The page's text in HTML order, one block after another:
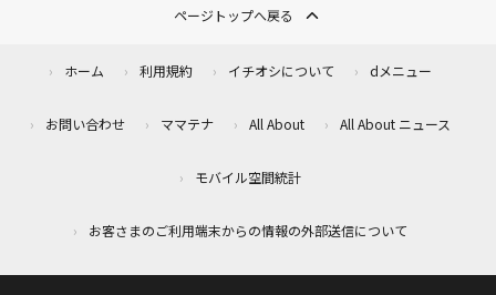
ページトップへ戻る
ホーム 利用規約 イチオシについて dメニュー
お問い合わせ ママテナ All About All About ニュース
モバイル空間統計
お客さまのご利用端末からの情報の外部送信について